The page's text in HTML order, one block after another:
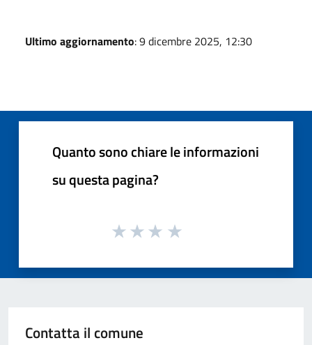
Ultimo aggiornamento: 9 dicembre 2025, 12:30
Quanto sono chiare le informazioni
su questa pagina?
Contatta il comune